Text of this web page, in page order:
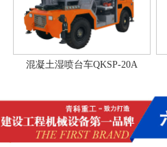
混凝土湿喷台车QKSP-20A